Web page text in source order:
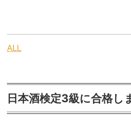
ALL
日本酒検定3級に合格し